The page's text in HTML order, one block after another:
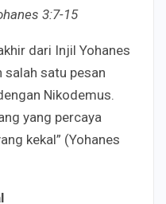
3:7-15
dari Injil Yohanes
salah satu pesan
Nikodemus.
yang percaya
kekal” (Yohanes